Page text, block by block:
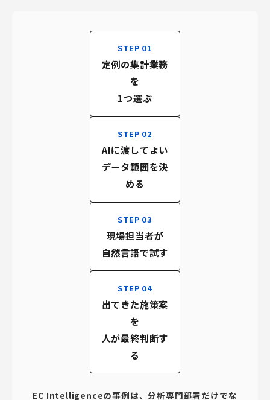
STEP 01
定例の集計業務
を
1つ選ぶ
STEP 02
AIに渡してよい
データ範囲を決
める
STEP 03
現場担当者が
自然言語で試す
STEP 04
出てきた施策案
を
人が最終判断す
る
EC Intelligenceの事例は、分析専門部署だけでな